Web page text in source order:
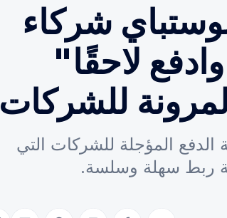
شركاء
لاحقًا"
للشركات
المؤجلة للشركات التي
ربط سهلة وسلسة.